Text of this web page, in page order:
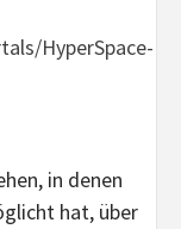
HyperSpace-
in denen
hat, über